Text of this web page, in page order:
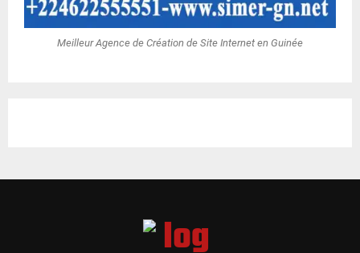
Meilleur Agence de Création de Site Internet en Guinée